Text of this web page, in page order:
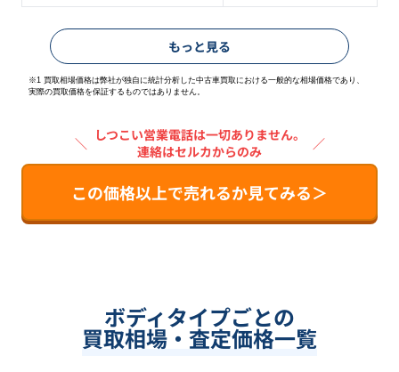
もっと見る
※1 買取相場価格は弊社が独自に統計分析した中古車買取における一般的な相場価格であり、
実際の買取価格を保証するものではありません。
＼
しつこい営業電話は一切ありません。
連絡はセルカからのみ
／
この価格以上で売れるか見てみる＞
ボディタイプごとの
買取相場・査定価格一覧